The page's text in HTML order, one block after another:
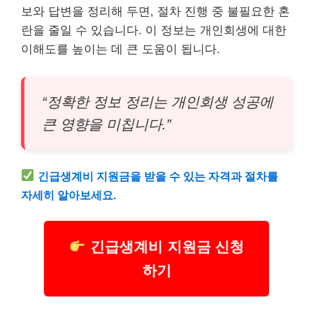
보와 답변을 정리해 두면, 절차 진행 중 불필요한 혼
란을 줄일 수 있습니다. 이 정보는 개인회생에 대한
이해도를 높이는 데 큰 도움이 됩니다.
“정확한 정보 정리는 개인회생 성공에
큰 영향을 미칩니다.”
긴급생계비 지원금을 받을 수 있는 자격과 절차를
자세히 알아보세요.
긴급생계비 지원금 신청
하기